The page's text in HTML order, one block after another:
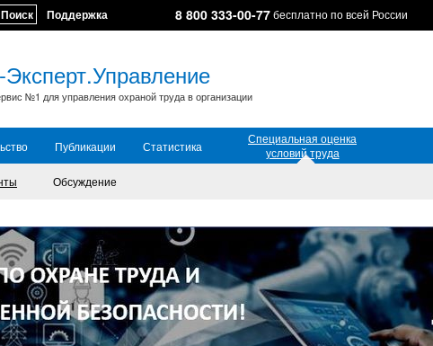
Поиск Поддержка 8 800 333-00-77бесплатно по всей России
№1 для управления охраной труда в организации
Публикации Статистика
Специальная оценка
условий труда
Обсуждение